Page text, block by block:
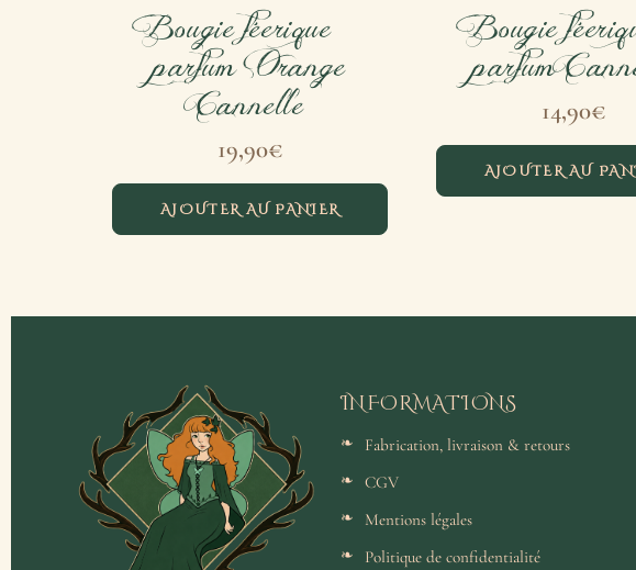
Bougie féerique –
parfum Orange
Cannelle
19,90€
AJOUTER AU PANIER
Bougie
parfum
14,90€
AJOUTER AU
INFORMATIONS
Fabrication, livraison & retours
CGV
Mentions légales
Politique de confidentialité